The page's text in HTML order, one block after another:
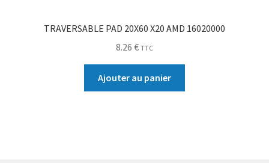
TRAVERSABLE PAD 20X60 X20 AMD 16020000
8.26 € TTC
Ajouter au panier